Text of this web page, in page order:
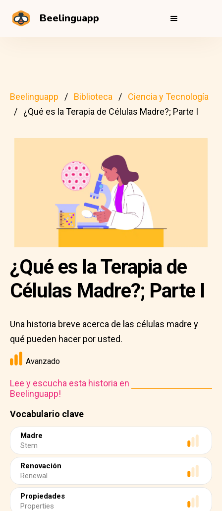
Beelinguapp
Beelinguapp Biblioteca
Ciencia y Tecnología
¿Qué es la Terapia de Células Madre?; Parte I
Vocabulario clave
Madre
Stem
Renovación
Renewal
Propiedades
Properties
¿Qué es la Terapia de
Células Madre?; Parte I
Una historia breve acerca de las células madre y
qué pueden hacer por usted.
Avanzado
Lee y escucha esta historia en
Beelinguapp!